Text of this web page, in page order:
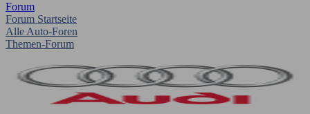
Forum
Forum Startseite
Alle Auto-Foren
Themen-Forum